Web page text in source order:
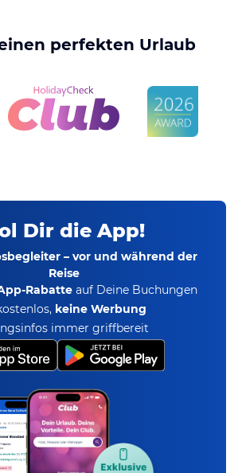
perfekten Urlaub
Dir die App!
– vor und während der
Reise
Rabatte auf Deine Buchungen
keine Werbung
immer griffbereit